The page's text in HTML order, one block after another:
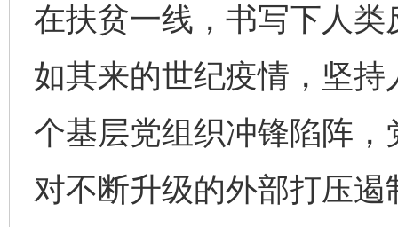
在扶贫一线，书写下人
如其来的世纪疫情，坚
个基层党组织冲锋陷阵
对不断升级的外部打压